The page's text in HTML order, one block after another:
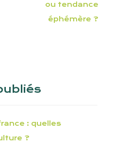
ou tendance
éphémère ?
: quelles
?